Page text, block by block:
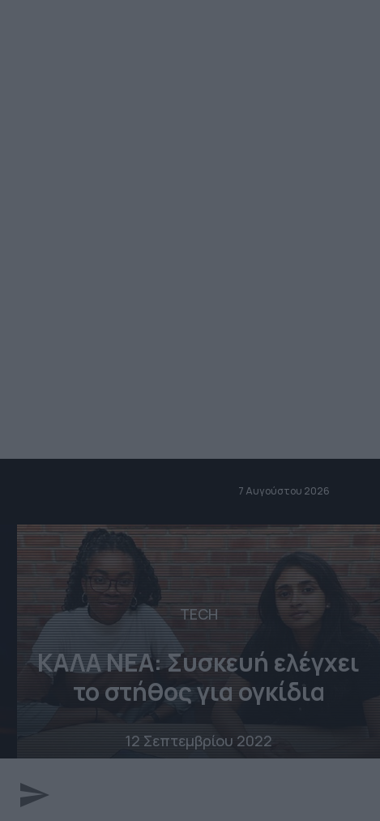
7 Αυγούστου 2026
TECH
ΚΑΛΑ ΝΕΑ: Συσκευή ελέγχει
το στήθος για ογκίδια
12 Σεπτεμβρίου 2022